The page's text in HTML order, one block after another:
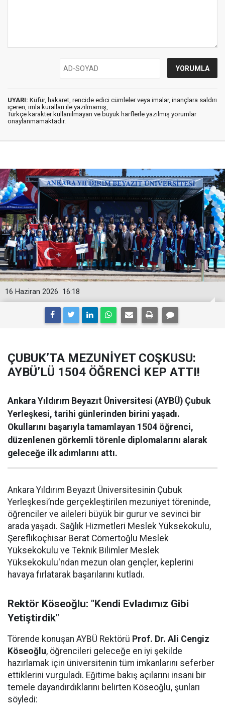
UYARI: Küfür, hakaret, rencide edici cümleler veya imalar, inançlara saldırı
içeren, imla kuralları ile yazılmamış,
Türkçe karakter kullanılmayan ve büyük harflerle yazılmış yorumlar
onaylanmamaktadır.
16:18
16 Haziran 2026
ÇUBUK’TA MEZUNİYET COŞKUSU:
AYBÜ’LÜ 1504 ÖĞRENCİ KEP ATTI!
Ankara Yıldırım Beyazıt Üniversitesi (AYBÜ) Çubuk
Yerleşkesi, tarihi günlerinden birini yaşadı.
Okullarını başarıyla tamamlayan 1504 öğrenci,
düzenlenen görkemli törenle diplomalarını alarak
geleceğe ilk adımlarını attı.
Ankara Yıldırım Beyazıt Üniversitesinin Çubuk
Yerleşkesi’nde gerçekleştirilen mezuniyet töreninde,
öğrenciler ve aileleri büyük bir gurur ve sevinci bir
arada yaşadı. Sağlık Hizmetleri Meslek Yüksekokulu,
Şereflikoçhisar Berat Cömertoğlu Meslek
Yüksekokulu ve Teknik Bilimler Meslek
Yüksekokulu'ndan mezun olan gençler, keplerini
havaya fırlatarak başarılarını kutladı.
Rektör Köseoğlu: "Kendi Evladımız Gibi
Yetiştirdik"
Törende konuşan AYBÜ Rektörü Prof. Dr. Ali Cengiz
Köseoğlu, öğrencileri geleceğe en iyi şekilde
hazırlamak için üniversitenin tüm imkanlarını seferber
ettiklerini vurguladı. Eğitime bakış açılarını insani bir
temele dayandırdıklarını belirten Köseoğlu, şunları
söyledi: